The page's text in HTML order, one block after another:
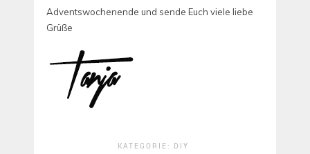
Adventswochenende und sende Euch viele liebe
Grüße
KATEGORIE: DIY